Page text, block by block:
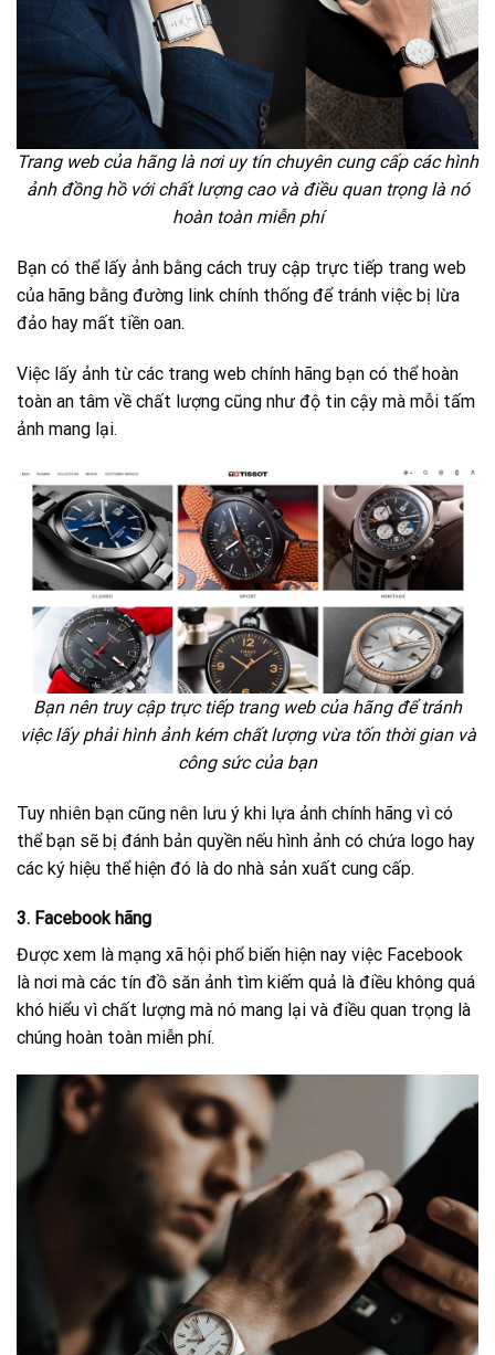
Trang web của hãng là nơi uy tín chuyên cung cấp các hình
ảnh đồng hồ với chất lượng cao và điều quan trọng là nó
hoàn toàn miễn phí
Bạn có thể lấy ảnh bằng cách truy cập trực tiếp trang web
của hãng bằng đường link chính thống để tránh việc bị lừa
đảo hay mất tiền oan.
Việc lấy ảnh từ các trang web chính hãng bạn có thể hoàn
toàn an tâm về chất lượng cũng như độ tin cậy mà mỗi tấm
ảnh mang lại.
Bạn nên truy cập trực tiếp trang web của hãng để tránh
việc lấy phải hình ảnh kém chất lượng vừa tốn thời gian và
công sức của bạn
Tuy nhiên bạn cũng nên lưu ý khi lựa ảnh chính hãng vì có
thể bạn sẽ bị đánh bản quyền nếu hình ảnh có chứa logo hay
các ký hiệu thể hiện đó là do nhà sản xuất cung cấp.
3. Facebook hãng
Được xem là mạng xã hội phổ biến hiện nay việc Facebook
là nơi mà các tín đồ săn ảnh tìm kiếm quả là điều không quá
khó hiểu vì chất lượng mà nó mang lại và điều quan trọng là
chúng hoàn toàn miễn phí.